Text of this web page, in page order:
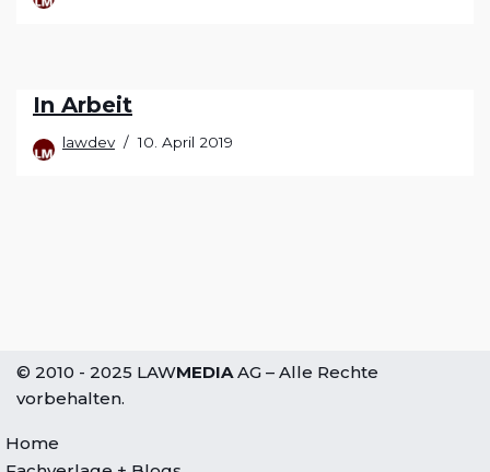
In Arbeit
lawdev 10. April 2019
© 2010 - 2025 LAWMEDIAAG – Alle Rechte
vorbehalten.
Home